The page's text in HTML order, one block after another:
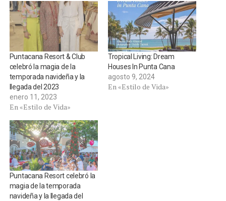
Puntacana Resort & Club
celebró la magia de la
temporada navideña y la
llegada del 2023
enero 11, 2023
En «Estilo de Vida»
Tropical Living: Dream
Houses In Punta Cana
agosto 9, 2024
En «Estilo de Vida»
Puntacana Resort celebró la
magia de la temporada
navideña y la llegada del